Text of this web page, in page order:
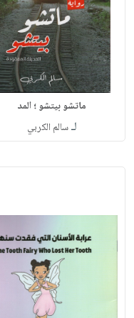
ماتشو بيتشو ؛ المد
لـسالم الكربي